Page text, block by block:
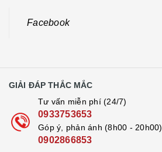
Facebook
GIẢI ĐÁP THẮC MẮC
Tư vấn miễn phí (24/7)
0933753653
Góp ý, phản ánh (8h00 - 20h00)
0902866853